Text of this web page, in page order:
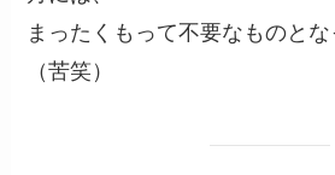
まったくもって不要なものと
（苦笑）